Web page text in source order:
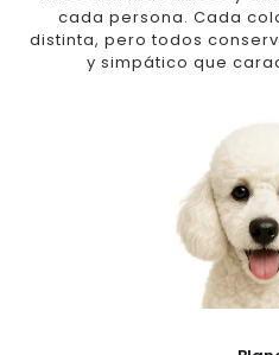
cada persona. Cada
distinta, pero todos
y simpático que